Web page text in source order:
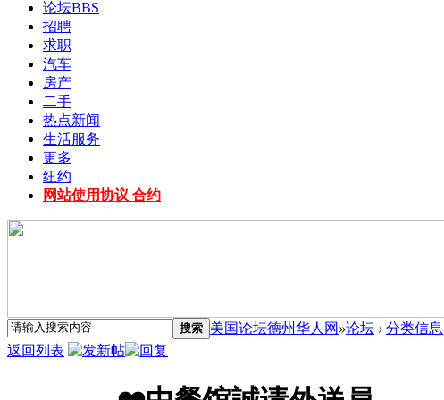
论坛BBS
招聘
求职
汽车
房产
二手
热点新闻
生活服务
更多
纽约
网站使用协议 合约
搜索 美国论坛德州华人网 »论坛 › 分类信息
返回列表